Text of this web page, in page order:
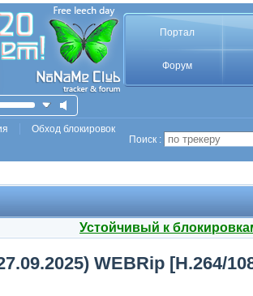
Портал
Форум
Обход блокировок
Поиск :
Устойчивый к
WEBRip [H.264/